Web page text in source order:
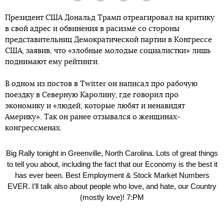
Президент США Дональд Трамп отреагировал на критику
в свой адрес и обвинения в расизме со стороны
представительниц Демократической партии в Конгрессе
США, заявив, что «злобные молодые социалистки» лишь
поднимают ему рейтинги.
В одном из постов в Twitter он написал про рабочую
поездку в Северную Каролину, где говорил про
экономику и «людей, которые любят и ненавидят
Америку». Так он ранее отзывался о женщинах-
конгрессменах.
Big Rally tonight in Greenville, North Carolina. Lots of great things
to tell you about, including the fact that our Economy is the best it
has ever been. Best Employment & Stock Market Numbers
EVER. I’ll talk also about people who love, and hate, our Country
(mostly love)! 7:PM